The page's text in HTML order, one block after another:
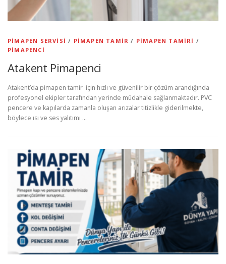
PIMAPEN SERVISI / PIMAPEN TAMIR / PIMAPEN TAMIRI /
PIMAPENCI
Atakent Pimapenci
Atakent’da pimapen tamir için hızlı ve güvenilir bir çözüm arandığında
profesyonel ekipler tarafından yerinde müdahale sağlanmaktadır. PVC
pencere ve kapılarda zamanla oluşan arızalar titizlikle giderilmekte,
böylece ısı ve ses yalıtımı …